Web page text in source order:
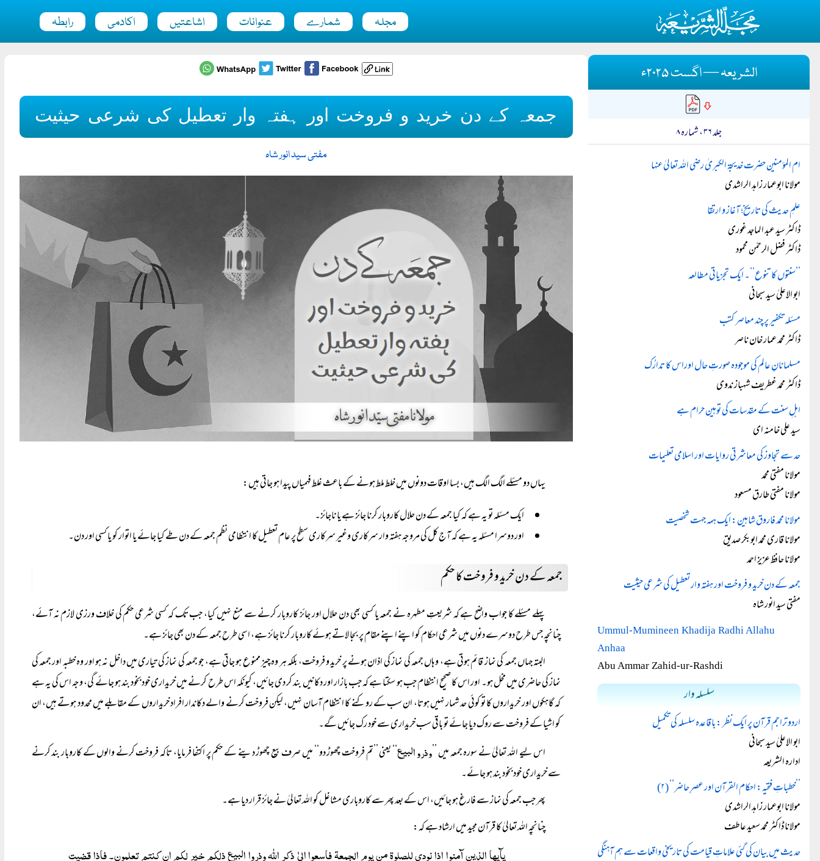
مجلہ شمارے عنوانات اشاعتیں اکادمی رابطہ
جمعہ کے دن خرید و فروخت اور ہفتہ وار تعطیل کی شرعی حیثیت
مفتی سید انور شاہ
یہاں دو مسئلے الگ الگ ہیں، بسا اوقات دونوں میں خلط ملط ہونے کے باعث غلط فہمیاں پیدا ہو جاتی ہیں:
ایک مسئلہ تو یہ ہے کہ کیا جمعہ کے دن حلال کاروبار کرنا جائز ہے یا ناجائز۔
اور دوسرا مسئلہ یہ ہے کہ آج کل کی مروجہ ہفتہ وار سرکاری وغیر سرکاری سطح پر عام تعطیل کا انتظامی نظم جمعہ کے دن طے کیا جائے یا اتوار کو یا کسی اور دن۔
جمعہ کے دن خرید و فروخت کا حکم
پہلے مسئلے کا جواب واضح ہے کہ شریعتِ مطہرہ نے جمعہ یا کسی بھی دن حلال اور جائز کاروبار کرنے سے منع نہیں کیا، جب تک کہ کسی شرعی حکم کی خلاف ورزی لازم نہ آئے،
چنانچہ جس طرح دوسرے دنوں میں شرعی احکام کو اپنے اپنے مقام پر بجا لاتے ہوئے کاروبار کرنا جائز ہے، اسی طرح جمعہ کے دن بھی جائز ہے۔
البتہ جہاں جمعہ کی نماز قائم ہوتی ہے، وہاں جمعہ کی نماز کی اذان ہونے پر خرید و فروخت، بلکہ ہر وہ چیز ممنوع ہو جاتی ہے، جو جمعہ کی نماز کی تیاری میں داخل نہ ہو اور وہ خطبہ اور جمعہ کی
نماز کی حاضری میں مخل ہو۔ اور اس کا صحیح انتظام جب ہو سکتا ہے کہ جب بازار اور دکانیں بند کر دی جائیں، کیونکہ اس طرح کرنے میں خریداری خودبخود بند ہو جائے گی، وجہ اس کی یہ ہے
کہ گاہکوں اور خریداروں کا تو کوئی حد شمار نہیں ہوتا، ان سب کے روکنے کا انتظام آسان نہیں، لیکن فروخت کرنے والے دکاندار افراد خریداروں کے مقابلے میں محدود ہوتے ہیں، ان
کو اشیا کے فروخت سے روک دیا جائے تو باقی سب خریداری سے خود رک جائیں گے۔
اس لیے اللہ تعالیٰ نے سورہ جمعہ میں ’’ وذرو البيع‘‘ یعنی ’’تم فروخت چھوڑ دو‘‘ میں صرف بیع چھوڑ دینے کے حکم پر اکتفا فرمایا، تاکہ فروخت کرنے والوں کے کاروبار بند کرنے
سے خریداری خودبخود بند ہو جائے۔
پھر جب جمعہ کی نماز سے فارغ ہو جائیں، اس کے بعد پھر سے کاروباری مشاغل کو اللہ تعالیٰ نے جائز قرار دیا ہے۔
چنانچہ اللہ تعالیٰ کا قرآن مجید میں ارشاد ہے کہ:
یآیہا الذین آمنوا اذا نودی للصلوۃ من یوم الجمعۃ فاسعوا الیٰ ذکر اللہ وذروا البیع ذلکم خیر لکم ان کنتم تعلمون۔ فاذا قضیت
الشریعہ — اگست ۲۰۲۵ء
جلد ۳۶ ، شمارہ ۸
ام المؤمنین حضرت خدیجۃ الکبریٰ رضی اللہ تعالیٰ عنہا
مولانا ابوعمار زاہد الراشدی
علمِ حدیث کی تاریخ؛ آغاز و ارتقا
ڈاکٹر سید عبد الماجد غوری
ڈاکٹر فضل الرحمٰن محمود
’’سنتوں کا تنوع‘‘۔ ایک تجزیاتی مطالعہ
ابو الاعلیٰ سید سبحانی
مسئلہ تکفیر پر چند معاصر کتب
ڈاکٹر محمد عمار خان ناصر
مسلمانانِ عالم کی موجودہ صورتِ حال اوراس کا تدارُک
ڈاکٹر محمد غطریف شہباز ندوی
اہلِ سنت کے مقدسات کی توہین حرام ہے
سید علی خامنہ ای
حد سے تجاوز کی معاشرتی روایات اور اسلامی تعلیمات
مولانا مفتی محمد
مولانا مفتی طارق مسعود
مولانا محمد فاروق شاہین: ایک ہمہ جہت شخصیت
مولانا قاری محمد ابوبکر صدیق
مولانا حافظ عزیز احمد
جمعہ کے دن خرید و فروخت اور ہفتہ وار تعطیل کی شرعی حیثیت
مفتی سید انور شاہ
Ummul-Mumineen Khadija Radhi Allahu
Anhaa
Abu Ammar Zahid-ur-Rashdi
سلسلہ وار
اردو تراجم قرآن پر ایک نظر : باقاعدہ سلسلہ کی تکمیل
ابو الاعلیٰ سید سبحانی
ادارہ الشریعہ
’’خطباتِ فتحیہ: احکام القرآن اور عصرِ حاضر‘‘ (۲)
مولانا ابوعمار زاہد الراشدی
مولانا ڈاکٹر محمد سعید عاطف
حدیث میں بیان کی گئی علاماتِ قیامت کی تاریخی واقعات سے ہم آہنگی